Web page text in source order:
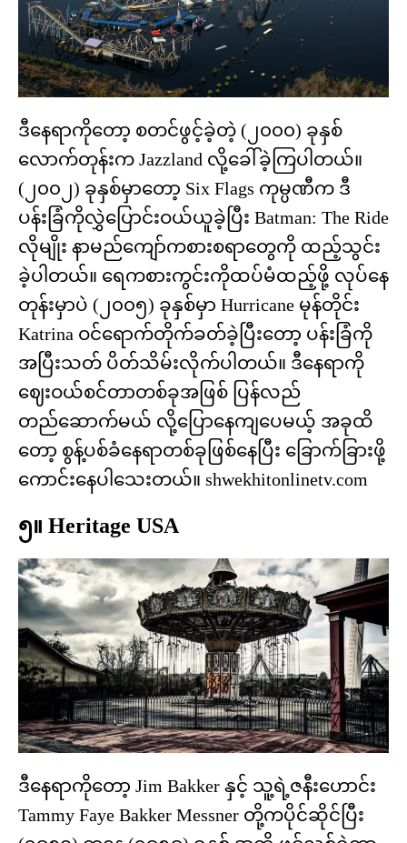
ဒီနေရာကိုတော့ စတင်ဖွင့်ခဲ့တဲ့ (၂၀၀၀) ခုနှစ်
လောက်တုန်းက Jazzland လို့ခေါ်ခဲ့ကြပါတယ်။
(၂၀၀၂) ခုနှစ်မှာတော့ Six Flags ကုမ္ပဏီက ဒီ
ပန်းခြံကိုလွှဲပြောင်းဝယ်ယူခဲ့ပြီး Batman: The Ride
လိုမျိုး နာမည်ကျော်ကစားစရာတွေကို ထည့်သွင်း
ခဲ့ပါတယ်။ ရေကစားကွင်းကိုထပ်မံထည့်ဖို့ လုပ်နေ
တုန်းမှာပဲ (၂၀၀၅) ခုနှစ်မှာ Hurricane မုန်တိုင်း
Katrina ဝင်ရောက်တိုက်ခတ်ခဲ့ပြီးတော့ ပန်းခြံကို
အပြီးသတ် ပိတ်သိမ်းလိုက်ပါတယ်။ ဒီနေရာကို
ဈေးဝယ်စင်တာတစ်ခုအဖြစ် ပြန်လည်
တည်ဆောက်မယ် လို့ပြောနေကျပေမယ့် အခုထိ
တော့ စွန့်ပစ်ခံနေရာတစ်ခုဖြစ်နေပြီး ခြောက်ခြားဖို့
ကောင်းနေပါသေးတယ်။ shwekhitonlinetv.com
၅။ Heritage USA
ဒီနေရာကိုတော့ Jim Bakker နှင့် သူ့ရဲ့ဇနီးဟောင်း
Tammy Faye Bakker Messner တို့ကပိုင်ဆိုင်ပြီး